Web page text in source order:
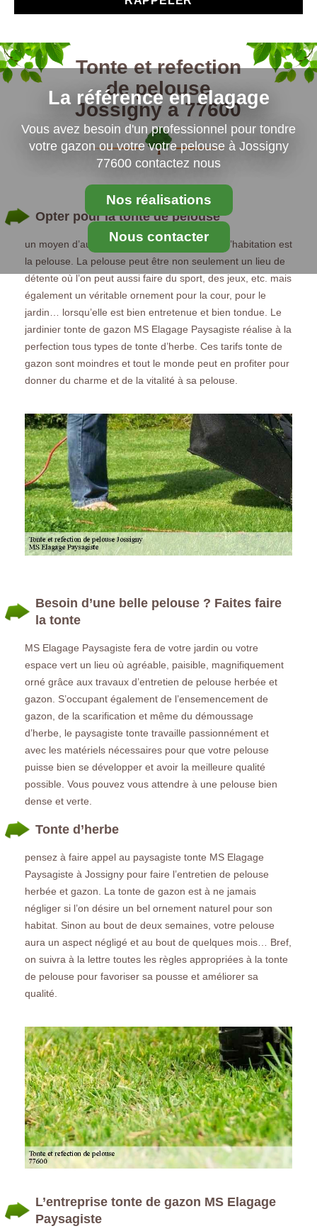
La référence en elagage
Vous avez besoin d'un professionnel pour tondre
votre gazon ou votre votre pelouse à Jossigny
77600 contactez nous
Nos réalisations
Nous contacter
Tonte et refection
de pelouse
Jossigny à 77600
Opter pour la tonte de pelouse
un moyen d’augmenter la valeur de son lieu d’habitation est
la pelouse. La pelouse peut être non seulement un lieu de
détente où l’on peut aussi faire du sport, des jeux, etc. mais
également un véritable ornement pour la cour, pour le
jardin… lorsqu’elle est bien entretenue et bien tondue. Le
jardinier tonte de gazon MS Elagage Paysagiste réalise à la
perfection tous types de tonte d’herbe. Ces tarifs tonte de
gazon sont moindres et tout le monde peut en profiter pour
donner du charme et de la vitalité à sa pelouse.
Besoin d’une belle pelouse ? Faites faire
la tonte
MS Elagage Paysagiste fera de votre jardin ou votre
espace vert un lieu où agréable, paisible, magnifiquement
orné grâce aux travaux d’entretien de pelouse herbée et
gazon. S’occupant également de l’ensemencement de
gazon, de la scarification et même du démoussage
d’herbe, le paysagiste tonte travaille passionnément et
avec les matériels nécessaires pour que votre pelouse
puisse bien se développer et avoir la meilleure qualité
possible. Vous pouvez vous attendre à une pelouse bien
dense et verte.
Tonte d’herbe
pensez à faire appel au paysagiste tonte MS Elagage
Paysagiste à Jossigny pour faire l’entretien de pelouse
herbée et gazon. La tonte de gazon est à ne jamais
négliger si l’on désire un bel ornement naturel pour son
habitat. Sinon au bout de deux semaines, votre pelouse
aura un aspect négligé et au bout de quelques mois… Bref,
on suivra à la lettre toutes les règles appropriées à la tonte
de pelouse pour favoriser sa pousse et améliorer sa
qualité.
L’entreprise tonte de gazon MS Elagage
Paysagiste